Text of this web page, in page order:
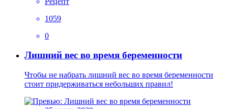
1059
0
Лишний вес во время беременности
Чтобы не набрать лишний вес во время беременности
стоит придерживаться небольших правил!